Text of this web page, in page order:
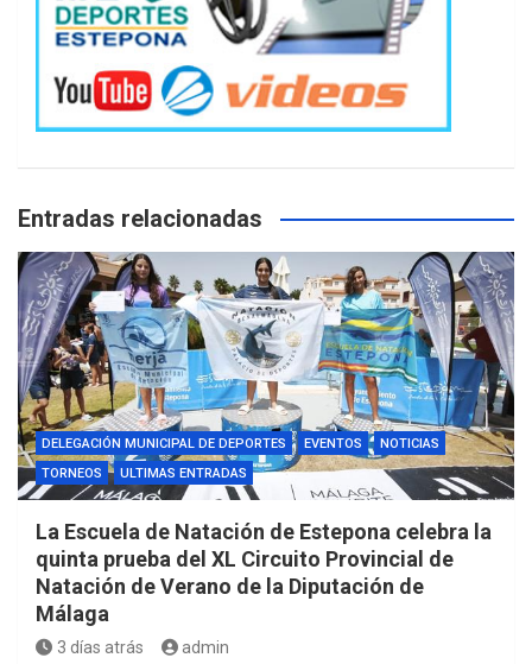
Entradas relacionadas
DELEGACIÓN MUNICIPAL DE DEPORTES EVENTOS
NOTICIAS
TORNEOS
ULTIMAS ENTRADAS
La Escuela de Natación de Estepona celebra la
quinta prueba del XL Circuito Provincial de
Natación de Verano de la Diputación de
Málaga
3 días atrás admin